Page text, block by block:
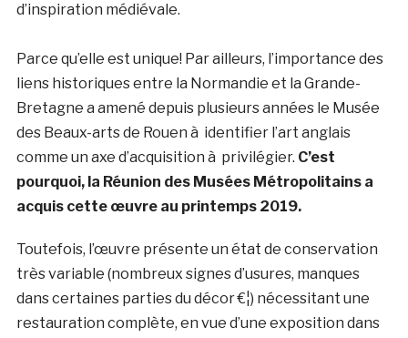
d’inspiration médiévale.
Parce qu’elle est unique! Par ailleurs, l’importance des
liens historiques entre la Normandie et la Grande-
Bretagne a amené depuis plusieurs années le Musée
des Beaux-arts de Rouen à identifier l’art anglais
comme un axe d’acquisition à privilégier. C’est
pourquoi, la Réunion des Musées Métropolitains a
acquis cette œuvre au printemps 2019.
Toutefois, l’œuvre présente un état de conservation
très variable (nombreux signes d’usures, manques
dans certaines parties du décor €¦) nécessitant une
restauration complète, en vue d’une exposition dans